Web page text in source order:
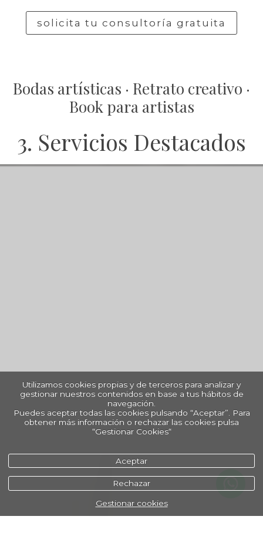
solicita tu consultoría gratuita
Bodas artísticas · Retrato creativo ·
Book para artistas
3. Servicios Destacados
Utilizamos cookies propias y de terceros para analizar y
gestionar nuestros contenidos en base a tus hábitos de
navegación.
Puedes aceptar todas las cookies pulsando “Aceptar”. Para
obtener más información o rechazar las cookies pulsa
“Gestionar Cookies“
Aceptar
Rechazar
Gestionar cookies